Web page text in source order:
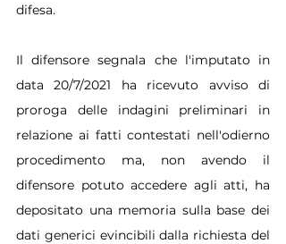
difesa.
Il difensore segnala che l'imputato in
data 20/7/2021 ha ricevuto avviso di
proroga delle indagini preliminari in
relazione ai fatti contestati nell'odierno
procedimento ma, non avendo il
difensore potuto accedere agli atti, ha
depositato una memoria sulla base dei
dati generici evincibili dalla richiesta del